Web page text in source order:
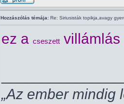
Hozzászólás témája: Re: Siriusisták topikja,avagy
ez a cseszett villámlás
„Az ember mindig